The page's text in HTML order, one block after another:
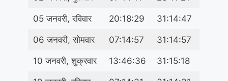
05 जनवरी, रविवार 20:18:29 31:14:47
06 जनवरी, सोमवार 07:14:57 31:14:57
10 जनवरी, शुक्रवार 13:46:36 31:15:18